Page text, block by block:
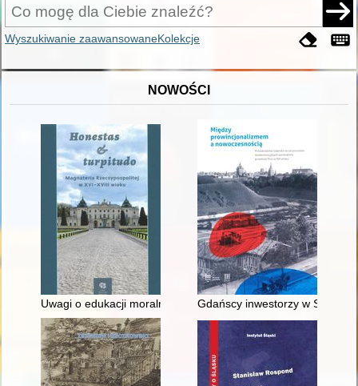
Wyszukiwanie zaawansowaneKolekcje
NOWOŚCI
Uwagi o edukacji moralnej synów szlacheckich w XVI-
Gdańscy inwestorzy w